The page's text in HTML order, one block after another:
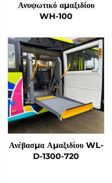
Ανυψωτικό αμαξιδίου
WH-100
Ανέβασμα Αμαξιδίου WL-
D-1300-720